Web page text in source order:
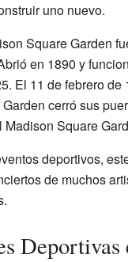
uno nuevo.
Square Garden
en 1890 y
El 11 de febrero de
cerró sus
Madison Square
deportivos,
de muchos
Deportivas